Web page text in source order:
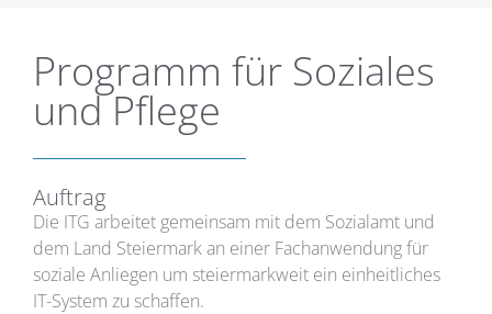
Programm für Soziales
und Pflege
Auftrag
Die ITG arbeitet gemeinsam mit dem Sozialamt und
dem Land Steiermark an einer Fachanwendung für
soziale Anliegen um steiermarkweit ein einheitliches
IT-System zu schaffen.